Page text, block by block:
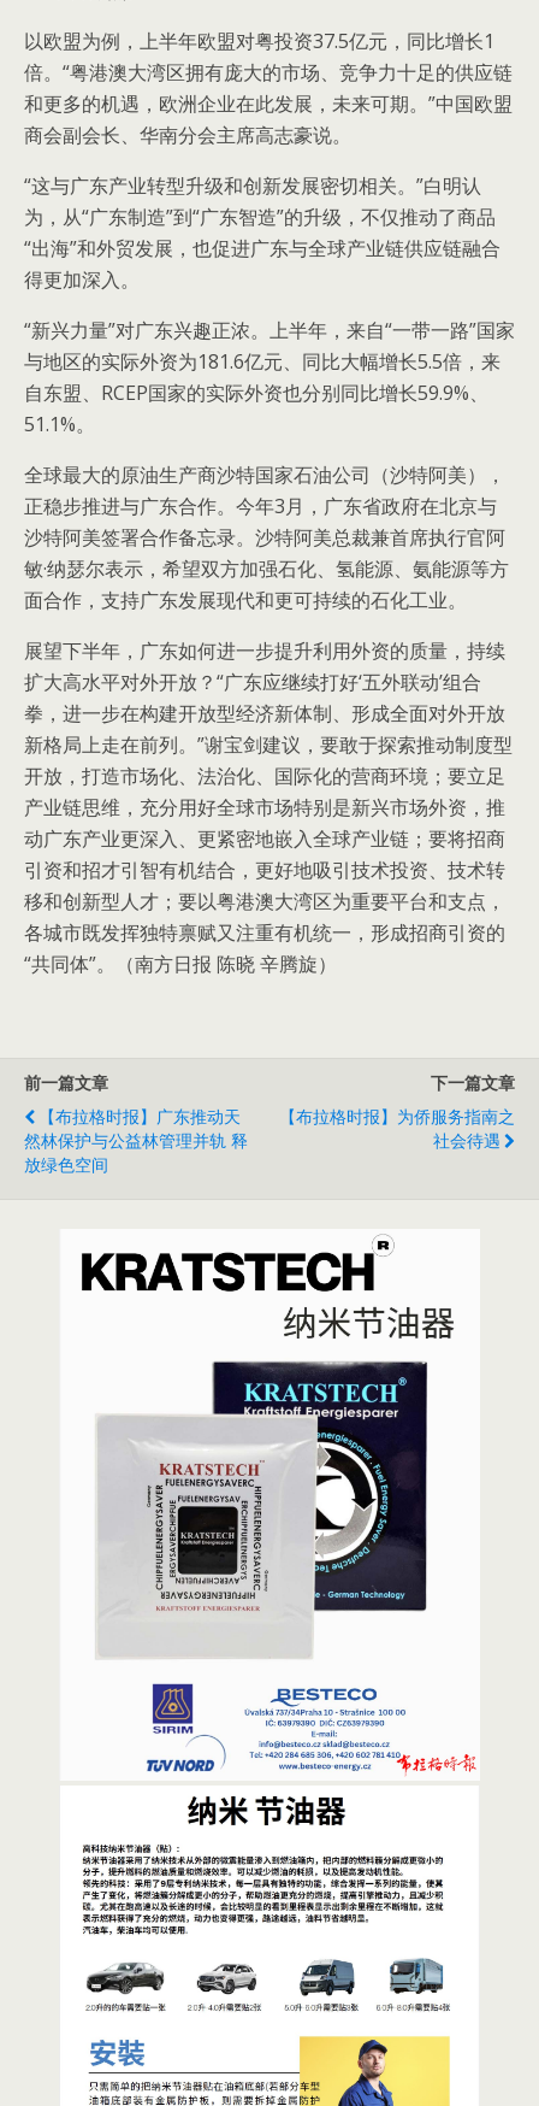
以欧盟为例，上半年欧盟对粤投资37.5亿元，同比增长1
倍。“粤港澳大湾区拥有庞大的市场、竞争力十足的供应链
和更多的机遇，欧洲企业在此发展，未来可期。”中国欧盟
商会副会长、华南分会主席高志豪说。
“这与广东产业转型升级和创新发展密切相关。”白明认
为，从“广东制造”到“广东智造”的升级，不仅推动了商品
“出海”和外贸发展，也促进广东与全球产业链供应链融合
得更加深入。
“新兴力量”对广东兴趣正浓。上半年，来自“一带一路”国家
与地区的实际外资为181.6亿元、同比大幅增长5.5倍，来
自东盟、RCEP国家的实际外资也分别同比增长59.9%、
51.1%。
全球最大的原油生产商沙特国家石油公司（沙特阿美），
正稳步推进与广东合作。今年3月，广东省政府在北京与
沙特阿美签署合作备忘录。沙特阿美总裁兼首席执行官阿
敏·纳瑟尔表示，希望双方加强石化、氢能源、氨能源等方
面合作，支持广东发展现代和更可持续的石化工业。
展望下半年，广东如何进一步提升利用外资的质量，持续
扩大高水平对外开放？“广东应继续打好‘五外联动’组合
拳，进一步在构建开放型经济新体制、形成全面对外开放
新格局上走在前列。”谢宝剑建议，要敢于探索推动制度型
开放，打造市场化、法治化、国际化的营商环境；要立足
产业链思维，充分用好全球市场特别是新兴市场外资，推
动广东产业更深入、更紧密地嵌入全球产业链；要将招商
引资和招才引智有机结合，更好地吸引技术投资、技术转
移和创新型人才；要以粤港澳大湾区为重要平台和支点，
各城市既发挥独特禀赋又注重有机统一，形成招商引资的
“共同体”。（南方日报 陈晓 辛腾旋）
前一篇文章
【布拉格时报】广东推动天
然林保护与公益林管理并轨 释
放绿色空间
下一篇文章
【布拉格时报】为侨服务指南之
社会待遇